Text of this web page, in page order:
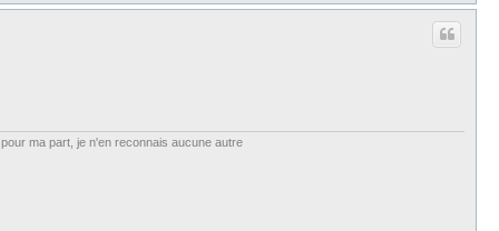
ma part, je n'en reconnais aucune autre